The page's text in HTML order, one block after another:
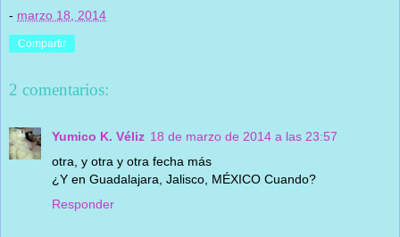
- marzo 18, 2014
Compartir
2 comentarios:
Yumico K. Véliz 18 de marzo de 2014 a las 23:57
otra, y otra y otra fecha más
¿Y en Guadalajara, Jalisco, MÉXICO Cuando?
Responder